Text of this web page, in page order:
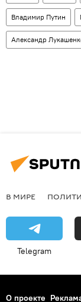
Владимир Путин
Александр
В МИРЕ
Telegram
О проекте